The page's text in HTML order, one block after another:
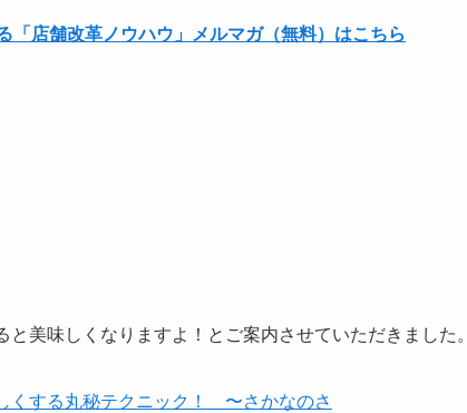
「店舗改革ノウハウ」メルマガ（無料）はこちら
美味しくなりますよ！とご案内させていただきました。
くする丸秘テクニック！ 〜さかなのさ